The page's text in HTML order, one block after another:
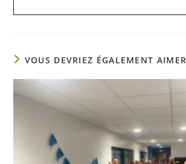
VOUS DEVRIEZ ÉGALEMENT AIMER